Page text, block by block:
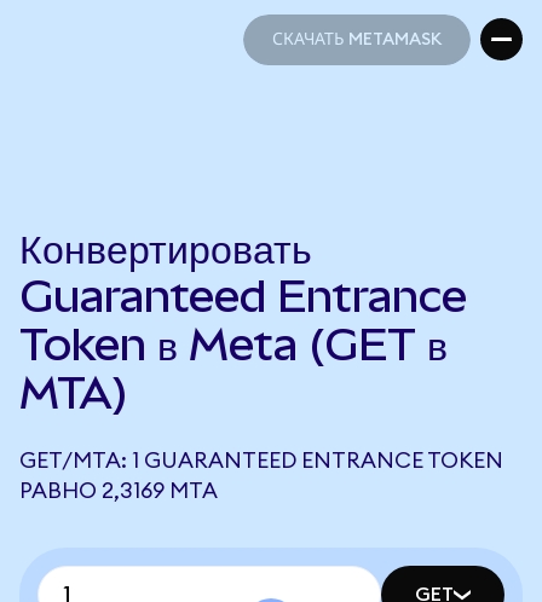
СКАЧАТЬ METAMASK
Конвертировать
Guaranteed Entrance
Token в Meta (GET в
MTA)
GET/MTA: 1 GUARANTEED ENTRANCE TOKEN
РАВНО 2,3169 MTA
GET